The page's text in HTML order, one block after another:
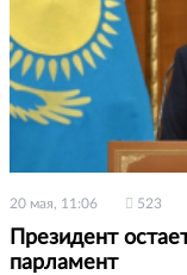
20 мая, 11:06 523
Президент
парламент